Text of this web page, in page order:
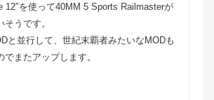
12″を使って40MM 5 Sports Railmasterが
うです。
と並行して、世紀末覇者みたいなMODも
でまたアップします。